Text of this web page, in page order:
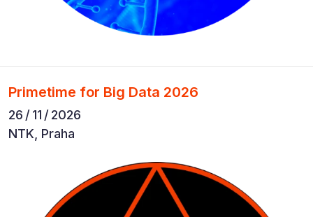
Primetime for Big Data 2026
26 / 11 / 2026
NTK, Praha